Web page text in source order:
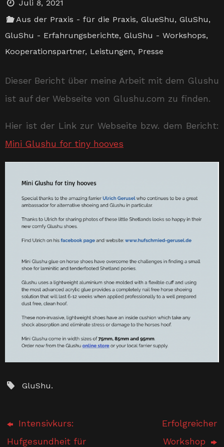
Juli 8, 2021
Aus der Praxis - für die Praxis,GlueShu,GluShu,
GluShu - Erfahrungsberichte, GluShu - Workshops,
Kooperationspartner, Leistungen, Presse
Dieser Bericht über meine Arbeit mit dem Glushu
ist auf der Webseite von Glushu.com zu finden.
Hier ist der Link zur Webseite bzw. dem Bericht:
Mini Glushu for tiny hooves
GluShu.
Intensivkurs:
Hufgesundheit für
Erfolgreicher
Workshop